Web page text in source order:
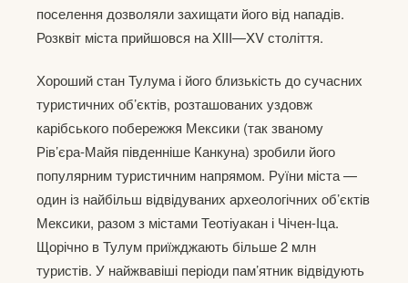
поселення дозволяли захищати його від нападів.
Розквіт міста прийшовся на XIII—XV століття.
Хороший стан Тулума і його близькість до сучасних
туристичних об’єктів, розташованих уздовж
карібського побережжя Мексики (так званому
Рів’єра-Майя південніше Канкуна) зробили його
популярним туристичним напрямом. Руїни міста —
один із найбільш відвідуваних археологічних об’єктів
Мексики, разом з містами Теотіуакан і Чічен-Іца.
Щорічно в Тулум приїжджають більше 2 млн
туристів. У найжвавіші періоди пам’ятник відвідують